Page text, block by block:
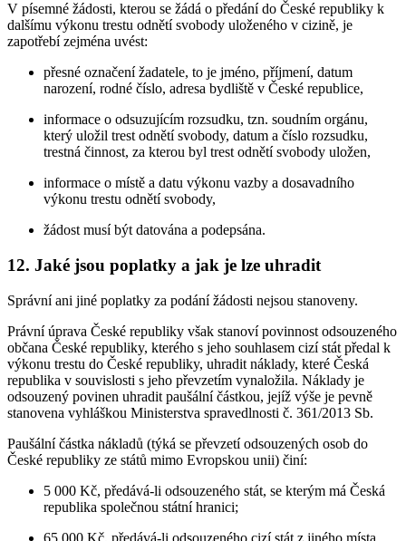
V písemné žádosti, kterou se žádá o předání do České republiky k
dalšímu výkonu trestu odnětí svobody uloženého v cizině, je
zapotřebí zejména uvést:
přesné označení žadatele, to je jméno, příjmení, datum
narození, rodné číslo, adresa bydliště v České republice,
informace o odsuzujícím rozsudku, tzn. soudním orgánu,
který uložil trest odnětí svobody, datum a číslo rozsudku,
trestná činnost, za kterou byl trest odnětí svobody uložen,
informace o místě a datu výkonu vazby a dosavadního
výkonu trestu odnětí svobody,
žádost musí být datována a podepsána.
12. Jaké jsou poplatky a jak je lze uhradit
Správní ani jiné poplatky za podání žádosti nejsou stanoveny.
Právní úprava České republiky však stanoví povinnost odsouzeného
občana České republiky, kterého s jeho souhlasem cizí stát předal k
výkonu trestu do České republiky, uhradit náklady, které Česká
republika v souvislosti s jeho převzetím vynaložila. Náklady je
odsouzený povinen uhradit paušální částkou, jejíž výše je pevně
stanovena vyhláškou Ministerstva spravedlnosti č. 361/2013 Sb.
Paušální částka nákladů (týká se převzetí odsouzených osob do
České republiky ze států mimo Evropskou unii) činí:
5 000 Kč, předává-li odsouzeného stát, se kterým má Česká
republika společnou státní hranici;
65 000 Kč, předává-li odsouzeného cizí stát z jiného místa